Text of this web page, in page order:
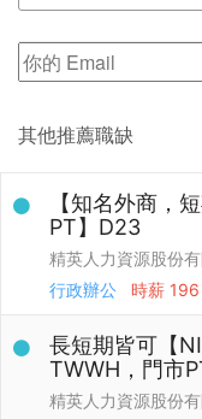
其他推薦職缺
【知名外商，
PT】D23
精英人力資源股份
行政辦公
時薪
長短期皆可【
TWWH，門市
精英人力資源股份